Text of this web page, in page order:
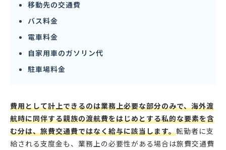
移動先の交通費
バス料金
電車料金
自家用車のガソリン代
駐車場料金
費用として計上できるのは業務上必要な部分のみで、海外渡
航時に同伴する親族の渡航費をはじめとする私的な要素を含
む分は、旅費交通費ではなく給与に該当します。転勤者に支
給される支度金も、業務上の必要性がある場合は旅費交通費